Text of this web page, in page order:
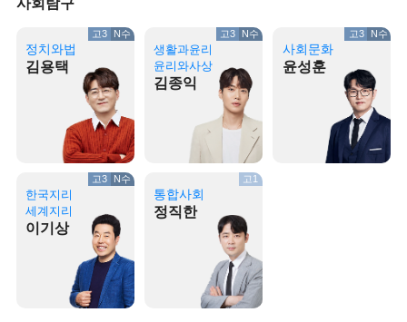
사회탐구
정치와법
김용택
고3 N수
생활과윤리
윤리와사상
김종익
고3 N수
사회문화
윤성훈
고3 N수
한국지리
세계지리
이기상
고3 N수
통합사회
정직한
고1